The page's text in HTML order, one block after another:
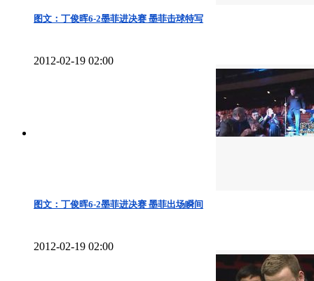
图文：丁俊晖6-2墨菲进决赛 墨菲击球特写
2012-02-19 02:00
图文：丁俊晖6-2墨菲进决赛 墨菲出场瞬间
2012-02-19 02:00